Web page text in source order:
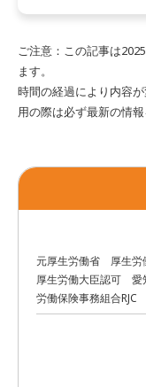
ご注意：この記事は
ます。
時間の経過により内容
用の際は必ず最新の情報
元厚生労働省 厚生労
厚生労働大臣認可 愛
労働保険事務組合